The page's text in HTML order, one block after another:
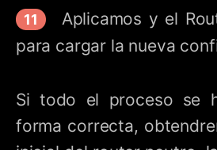
Aplicamos y el
para cargar la nueva
Si todo el proceso se
forma correcta,